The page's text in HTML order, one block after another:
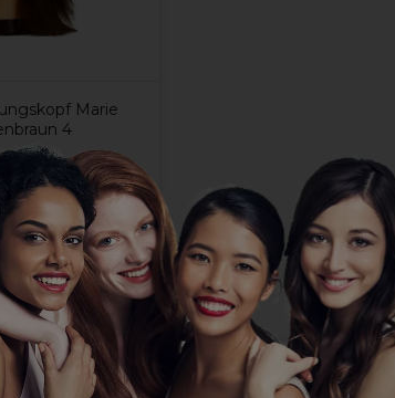
Marie
4
ohne MwSt.
/ an der Arbeitsplatte